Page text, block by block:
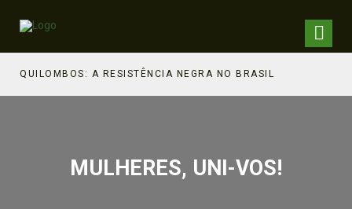
QUILOMBOS: A RESISTÊNCIA NEGRA NO BRASIL
MULHERES, UNI-VOS!